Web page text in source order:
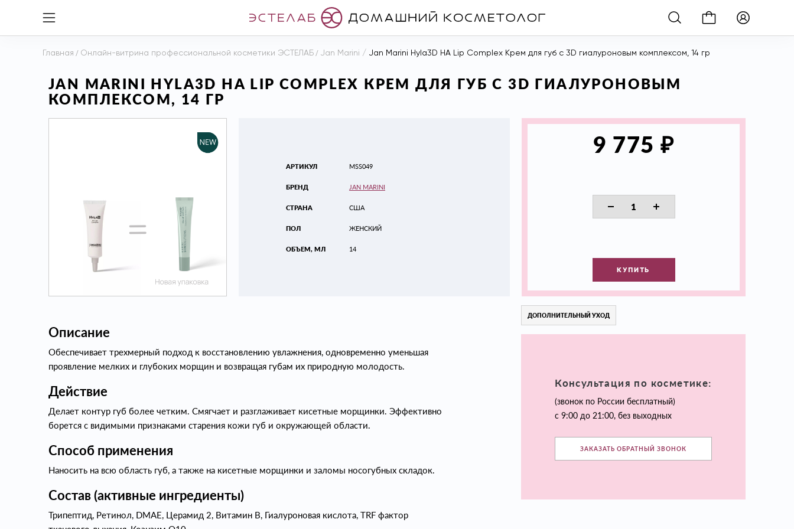
Главная / Онлайн-витрина профессиональной косметики ЭСТЕЛАБ / Jan Marini / Jan Marini Hyla3D HA Lip Complex Крем для губ с 3D гиалуроновым комплексом, 14 гр
JAN MARINI HYLA3D HA LIP COMPLEX КРЕМ ДЛЯ ГУБ С 3D ГИАЛУРОНОВЫМ
КОМПЛЕКСОМ, 14 ГР
АРТИКУЛ
БРЕНД
СТРАНА
ПОЛ
ОБЪЕМ, МЛ
MSS049
JAN MARINI
США
ЖЕНСКИЙ
14
9 775 ₽
КУПИТЬ
Описание
Обеспечивает трехмерный подход к восстановлению увлажнения, одновременно уменьшая
проявление мелких и глубоких морщин и возвращая губам их природную молодость.
Действие
Делает контур губ более четким. Смягчает и разглаживает кисетные морщинки. Эффективно
борется с видимыми признаками старения кожи губ и окружающей области.
Способ применения
Наносить на всю область губ, а также на кисетные морщинки и заломы носогубных складок.
Состав (активные ингредиенты)
Трипептид, Ретинол, DMAE, Церамид 2, Витамин В, Гиалуроновая кислота, TRF фактор
ДОПОЛНИТЕЛЬНЫЙ УХОД
Консультация по косметике:
(звонок по России бесплатный)
с 9:00 до 21:00, без выходных
ЗАКАЗАТЬ ОБРАТНЫЙ ЗВОНОК